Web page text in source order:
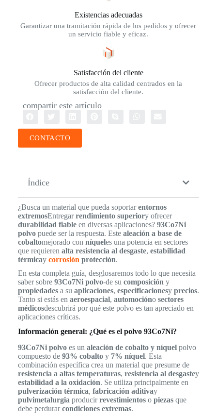
Existencias adecuadas
Garantizar una tramitación rápida de los pedidos y ofrecer
un servicio fiable y eficaz.
Satisfacción del cliente
Ofrecer productos de alta calidad centrados en la
satisfacción del cliente.
compartir este artículo
CONTACTO
Índice
¿Busca un material que pueda soportarentornos
extremosEntregarrendimiento superiory ofrecer
durabilidad fiableen diversas aplicaciones? 93Co7Ni
polvopuede ser la respuesta. Este aleación a base de
cobaltomejorado con níqueles una potencia en sectores
que requieren alta resistencia al desgaste, estabilidad
térmicay corrosión protección.
En esta completa guía, desglosaremos todo lo que necesita
saber sobre 93Co7Ni polvo-de su composición y
propiedadesa su aplicaciones, especificacionesy precios.
Tanto si estás en aeroespacial, automocióno sectores
médicosdescubrirá por qué este polvo es tan apreciado en
aplicaciones críticas.
Información general: ¿Qué es el polvo 93Co7Ni?
93Co7Ni polvoes un aleación de cobalto y níquelpolvo
compuesto de 93% cobaltoy 7% níquel. Esta
combinación específica crea un material que presume de
resistencia a altas temperaturas, resistencia al desgastey
estabilidad a la oxidación. Se utiliza principalmente en
pulverización térmica, fabricación aditivay
pulvimetalurgia producirrevestimientoso piezasque
debe perdurarcondiciones extremas.